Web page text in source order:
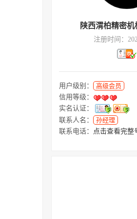
陕西渭柏精密机
注册时间：
用户级别：
高级会员
信用等级：
实名认证：
联系人名：
孙经理
联系电话： 点击查看完整